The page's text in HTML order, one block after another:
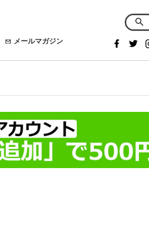
メールマガジン